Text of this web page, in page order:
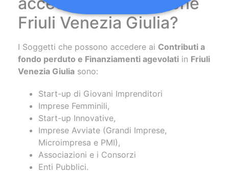
Friuli Venezia Giulia?
I Soggetti che possono accedere ai Contributi a
fondo perduto e Finanziamenti agevolati in Friuli
Venezia Giulia sono:
Start-up di Giovani Imprenditori
Imprese Femminili,
Start-up Innovative,
Imprese Avviate (Grandi Imprese,
Microimpresa e PMI),
Associazioni e i Consorzi
Enti Pubblici.